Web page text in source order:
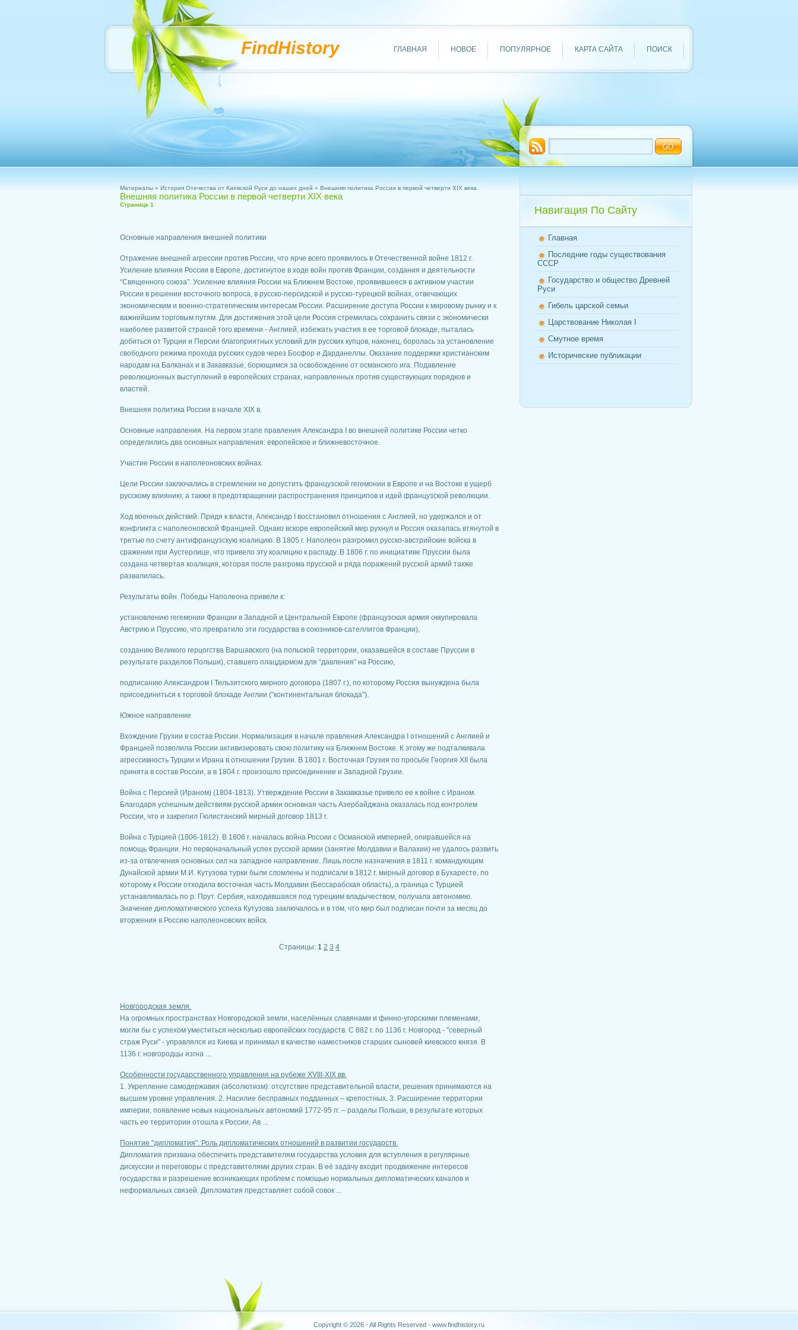
FindHistory ГЛАВНАЯ НОВОЕ ПОПУЛЯРНОЕ КАРТА САЙТА ПОИСК
Материалы » История Отечества от Киевской Руси до наших дней » Внешняя политика России в первой четверти XIX века
Внешняя политика России в первой четверти XIX века
Страница 1
Основные направления внешней политики
Отражение внешней агрессии против России, что ярче всего проявилось в Отечественной войне 1812 г.
Усиление влияния России в Европе, достигнутое в ходе войн против Франции, создания и деятельности
“Священного союза”. Усиление влияния России на Ближнем Востоке, проявившееся в активном участии
России в решении восточного вопроса, в русско-персидской и русско-турецкой войнах, отвечающих
экономическим и военно-стратегическим интересам России. Расширение доступа России к мировому рынку и к
важнейшим торговым путям. Для достижения этой цели Россия стремилась сохранить связи с экономически
наиболее развитой страной того времени - Англией, избежать участия в ее торговой блокаде, пыталась
добиться от Турции и Персии благоприятных условий для русских купцов, наконец, боролась за установление
свободного режима прохода русских судов через Босфор и Дарданеллы. Оказание поддержки христианским
народам на Балканах и в Закавказье, борющимся за освобождение от османского ига. Подавление
революционных выступлений в европейских странах, направленных против существующих порядков и
властей.
Внешняя политика России в начале XIX в.
Основные направления. На первом этапе правления Александра I во внешней политике России четко
определились два основных направления: европейское и ближневосточное.
Участие России в наполеоновских войнах.
Цели России заключались в стремлении не допустить французской гегемонии в Европе и на Востоке в ущерб
русскому влиянию; а также в предотвращении распространения принципов и идей французской революции.
Ход военных действий. Придя к власти, Александр I восстановил отношения с Англией, но удержался и от
конфликта с наполеоновской Францией. Однако вскоре европейский мир рухнул и Россия оказалась втянутой в
третью по счету антифранцузскую коалицию. В 1805 г. Наполеон разгромил русско-австрийские войска в
сражении при Аустерлице, что привело эту коалицию к распаду. В 1806 г. по инициативе Пруссии была
создана четвертая коалиция, которая после разгрома прусской и ряда поражений русской армий также
развалилась.
Результаты войн. Победы Наполеона привели к:
установлению гегемонии Франции в Западной и Центральной Европе (французская армия оккупировала
Австрию и Пруссию, что превратило эти государства в союзников-сателлитов Франции),
созданию Великого герцогства Варшавского (на польской территории, оказавшейся в составе Пруссии в
результате разделов Польши), ставшего плацдармом для “давления” на Россию,
подписанию Александром I Тильзитского мирного договора (1807 г.), по которому Россия вынуждена была
присоединиться к торговой блокаде Англии ("континентальная блокада").
Южное направление
Вхождение Грузии в состав России. Нормализация в начале правления Александра I отношений с Англией и
Францией позволила России активизировать свою политику на Ближнем Востоке. К этому же подталкивала
агрессивность Турции и Ирана в отношении Грузии. В 1801 г. Восточная Грузия по просьбе Георгия ХII была
принята в состав России, а в 1804 г. произошло присоединение и Западной Грузии.
Война с Персией (Ираном) (1804-1813). Утверждение России в Закавказье привело ее к войне с Ираном.
Благодаря успешным действиям русской армии основная часть Азербайджана оказалась под контролем
России, что и закрепил Гюлистанский мирный договор 1813 г.
Война с Турцией (1806-1812). В 1806 г. началась война России с Османской империей, опиравшейся на
помощь Франции. Но первоначальный успех русской армии (занятие Молдавии и Валахии) не удалось развить
из-за отвлечения основных сил на западное направление. Лишь после назначения в 1811 г. командующим
Дунайской армии М.И. Кутузова турки были сломлены и подписали в 1812 г. мирный договор в Бухаресте, по
которому к России отходила восточная часть Молдавии (Бессарабская область), а граница с Турцией
устанавливалась по р. Прут. Сербия, находившаяся под турецким владычеством, получала автономию.
Значение дипломатического успеха Кутузова заключалось и в том, что мир был подписан почти за месяц до
вторжения в Россию наполеоновских войск.
Страницы: 1 2 3 4
Новгородская земля.
На огромных пространствах Новгородской земли, населённых славянами и финно-угорскими племенами,
могли бы с успехом уместиться несколько европейских государств. С 882 г. по 1136 г. Новгород - "северный
страж Руси" - управлялся из Киева и принимал в качестве наместников старших сыновей киевского князя. В
1136 г. новгородцы изгна ...
Особенности государственного управления на рубеже XVIII-XIX вв.
1. Укрепление самодержавия (абсолютизм): отсутствие представительной власти, решения принимаются на
высшем уровне управления. 2. Насилие бесправных подданных – крепостных. 3. Расширение территории
империи, появление новых национальных автономий 1772-95 гг. – разделы Польши, в результате которых
часть ее территории отошла к России, Ав ...
Понятие "дипломатия". Роль дипломатических отношений в развитии государств.
Дипломатия призвана обеспечить представителям государства условия для вступления в регулярные
дискуссии и переговоры с представителями других стран. В её задачу входит продвижение интересов
государства и разрешение возникающих проблем с помощью нормальных дипломатических каналов и
неформальных связей. Дипломатия представляет собой совок ...
Навигация По Сайту
Главная
Последние годы существования
СССР
Государство и общество Древней
Руси
Гибель царской семьи
Царствование Николая I
Смутное время
Исторические публикации
Copyright © 2026 - All Rights Reserved - www.findhistory.ru